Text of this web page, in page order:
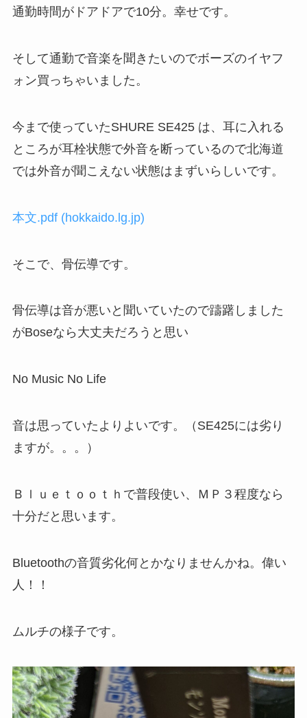
通勤時間がドアドアで10分。幸せです。
そして通勤で音楽を聞きたいのでボーズのイヤフ
ォン買っちゃいました。
今まで使っていたSHURE SE425 は、耳に入れる
ところが耳栓状態で外音を断っているので北海道
では外音が聞こえない状態はまずいらしいです。
本文.pdf (hokkaido.lg.jp)
そこで、骨伝導です。
骨伝導は音が悪いと聞いていたので躊躇しました
がBoseなら大丈夫だろうと思い
No Music No Life
音は思っていたよりよいです。（SE425には劣り
ますが。。。）
Ｂｌｕｅｔｏｏｔｈで普段使い、ＭＰ３程度なら
十分だと思います。
Bluetoothの音質劣化何とかなりませんかね。偉い
人！！
ムルチの様子です。